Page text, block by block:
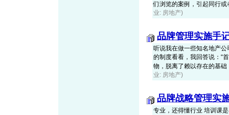
们浏览的案例，引起同行
业: 房地产)
品牌管理实施手
听说我在做一些知名地产
的制度看看，我回答说：“
物，脱离了赖以存在的基
业: 房地产)
品牌战略管理实
专业，还得懂行业 培训课